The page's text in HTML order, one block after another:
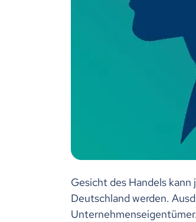
Gesicht des Handels
Deutschland werden.